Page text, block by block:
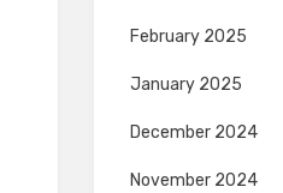
February 2025
January 2025
December 2024
November 2024